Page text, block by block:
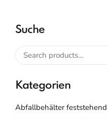
Suche
Kategorien
Abfallbehälter feststehend